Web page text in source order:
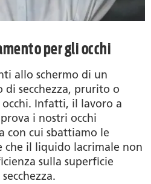
per gli occhi
allo schermo di un
di secchezza, prurito o
Infatti, il lavoro a
i nostri occhi
con cui sbattiamo le
che il liquido lacrimale non
sulla superficie